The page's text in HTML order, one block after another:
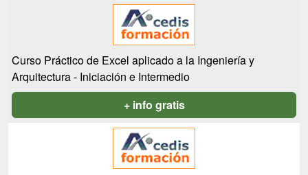
Curso Práctico de Excel aplicado a la Ingeniería y
Arquitectura - Iniciación e Intermedio
+ info gratis